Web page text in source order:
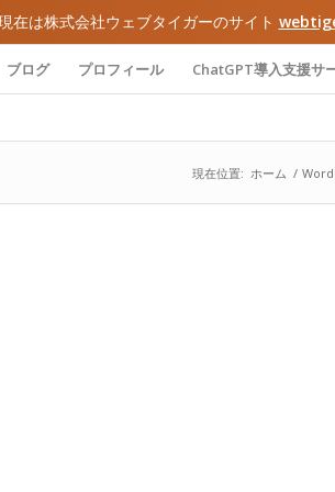
在は株式会社ウェブタイガーのサイト
ブログ プロフィール ChatGPT導入支援サ
現在位置: ホーム /